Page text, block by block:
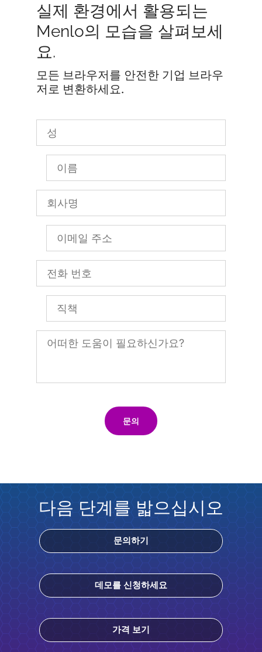
실제 환경에서 활용되는
Menlo의 모습을 살펴보세
요.
모든 브라우저를 안전한 기업 브라우
저로 변환하세요.
문의
다음 단계를 밟으십시오
문의하기
데모를 신청하세요
가격 보기